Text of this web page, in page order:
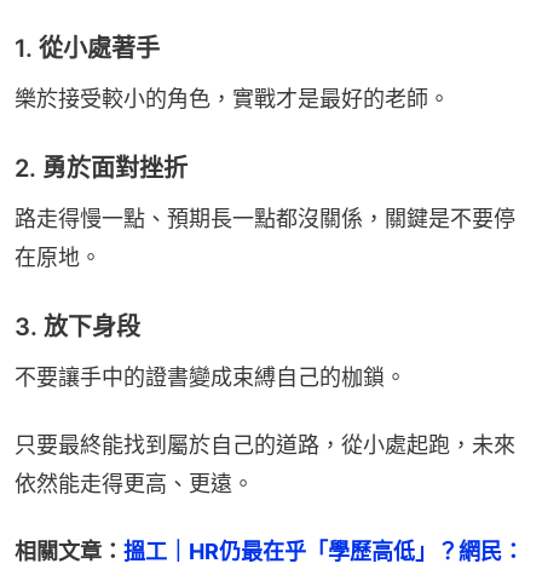
1. 從小處著手
樂於接受較小的角色，實戰才是最好的老師。
2. 勇於面對挫折
路走得慢一點、預期長一點都沒關係，關鍵是不要停
在原地。
3. 放下身段
不要讓手中的證書變成束縛自己的枷鎖。
只要最終能找到屬於自己的道路，從小處起跑，未來
依然能走得更高、更遠。
相關文章： 搵工｜HR仍最在乎「學歷高低」？網民：